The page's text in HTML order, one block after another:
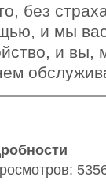
без
и мы вас
и вы,